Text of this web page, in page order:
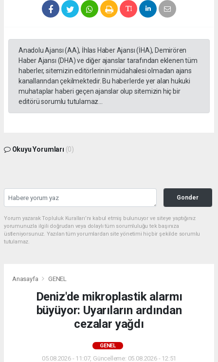
Anadolu Ajansı (AA), İhlas Haber Ajansı (İHA), Demirören
Haber Ajansı (DHA) ve diğer ajanslar tarafından eklenen tüm
haberler, sitemizin editörlerinin müdahalesi olmadan ajans
kanallarından çekilmektedir. Bu haberlerde yer alan hukuki
muhataplar haberi geçen ajanslar olup sitemizin hiç bir
editörü sorumlu tutulamaz...
Okuyu Yorumları (0)
Gonder
Yorum yazarak Topluluk Kuralları’nı kabul etmiş bulunuyor ve siteye yaptığınız
yorumunuzla ilgili doğrudan veya dolaylı tüm sorumluluğu tek başınıza
üstleniyorsunuz. Yazılan tüm yorumlardan site yönetimi hiçbir şekilde sorumlu
tutulamaz.
Anasayfa GENEL
Deniz'de mikroplastik alarmı
büyüyor: Uyarıların ardından
cezalar yağdı
GENEL
05.08.2026 - 11:07, Güncelleme: 05.08.2026 - 12:51